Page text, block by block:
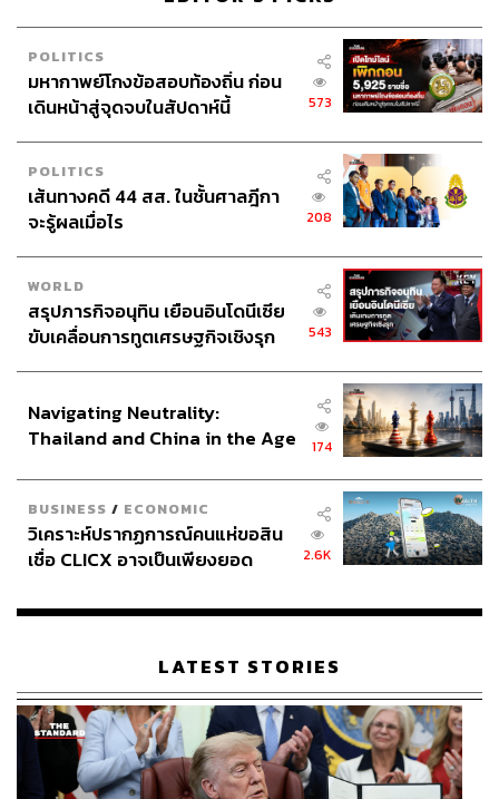
POLITICS
มหากาพย์โกงข้อสอบท้องถิ่น ก่อน
เดินหน้าสู่จุดจบในสัปดาห์นี้
573
POLITICS
เส้นทางคดี 44 สส. ในชั้นศาลฎีกา
จะรู้ผลเมื่อไร
208
WORLD
สรุปภารกิจอนุทิน เยือนอินโดนีเซีย
ขับเคลื่อนการทูตเศรษฐกิจเชิงรุก
543
Navigating Neutrality:
Thailand and China in the Age
174
BUSINESS / ECONOMIC
วิเคราะห์ปรากฏการณ์คนแห่ขอสิน
เชื่อ CLICX อาจเป็นเพียงยอด
เรือนไทยที่ถูกซุกไว้
2.6K
LATEST STORIES